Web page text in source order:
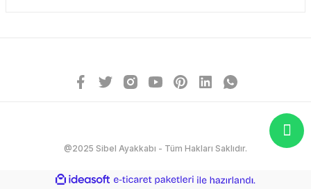
@2025 Sibel Ayakkabı - Tüm Hakları Saklıdır.
ideasoft
e-